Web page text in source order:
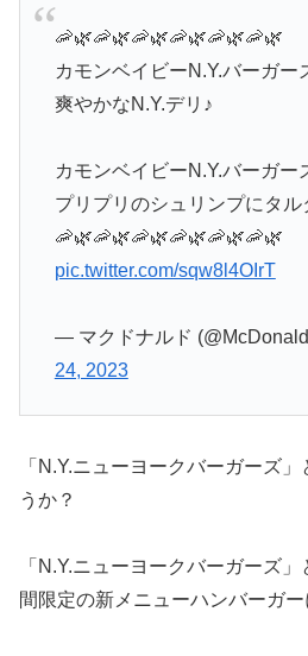
🦐🌿🦐🌿🦐🌿🦐🌿🦐🌿🦐🌿
カモンベイビーN.Y.バーガー
爽やかなN.Y.デリ♪
カモンベイビーN.Y.バーガー
プリプリのシュリンプにタル
🦐🌿🦐🌿🦐🌿🦐🌿🦐🌿🦐🌿
pic.twitter.com/sqw8l4OIrT
— マクドナルド
24, 2023
「N.Y.ニューヨークバーガーズ
うか？
「N.Y.ニューヨークバーガーズ
間限定の新メニューハンバーガー